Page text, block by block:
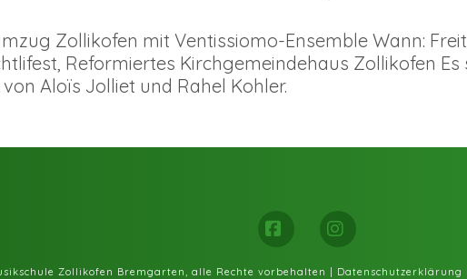
Zollikofen mit Ventissiomo-Ensemble Wann:
Reformiertes Kirchgemeindehaus Zollikofen
Aloïs Jolliet und Rahel Kohler.
FacebookInstagram
Zollikofen Bremgarten, alle Rechte vorbehalten | Datenschutzerklärung